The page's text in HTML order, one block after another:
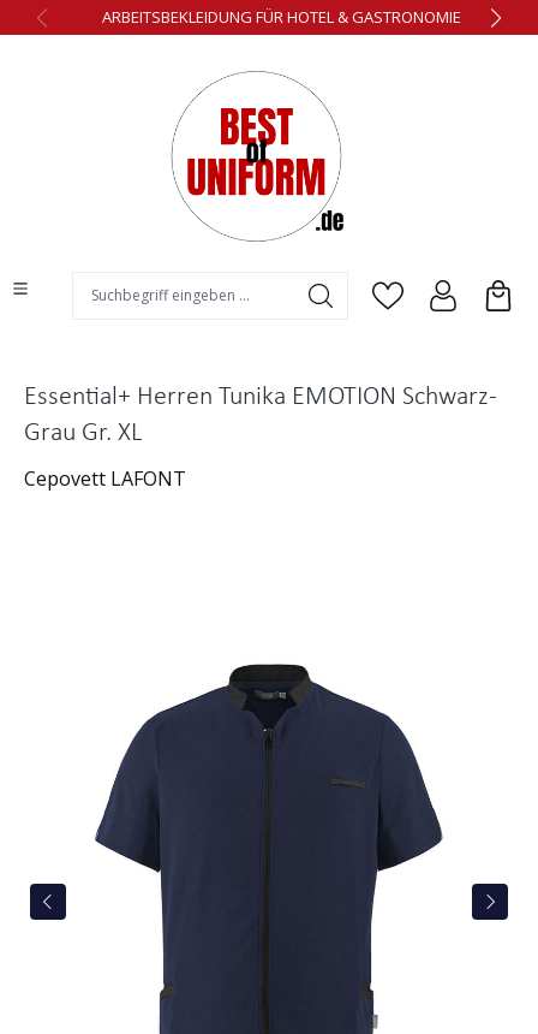
springenARBEITSBEKLEIDUNG FÜR HOTEL & GASTRONOMIE
Essential+ Herren Tunika EMOTION Schwarz-
Grau Gr. XL
Cepovett LAFONT